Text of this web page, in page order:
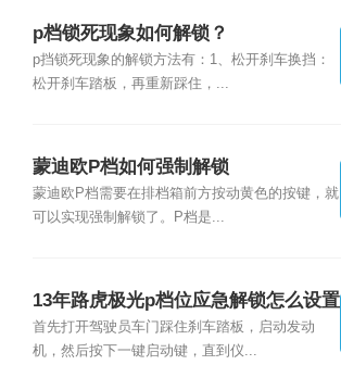
p档锁死现象如何解锁？
p挡锁死现象的解锁方法有：1、松开刹车换挡：
松开刹车踏板，再重新踩住，...
蒙迪欧P档如何强制解锁
蒙迪欧P档需要在排档箱前方按动黄色的按键，就
可以实现强制解锁了。P档是...
13年路虎极光p档位应急解锁怎么设置
首先打开驾驶员车门踩住刹车踏板，启动发动
机，然后按下一键启动键，直到仪...